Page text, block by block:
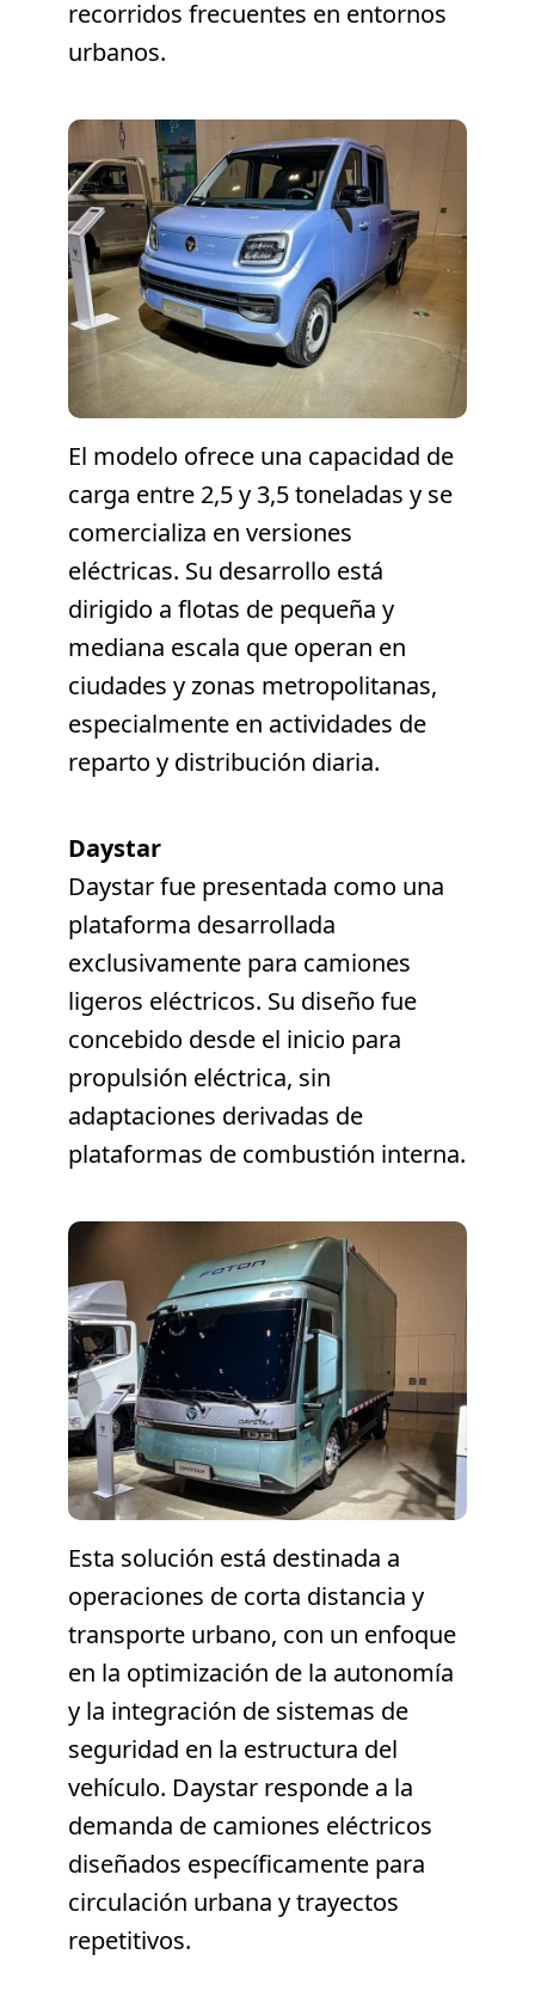
recorridos frecuentes en entornos
urbanos.
El modelo ofrece una capacidad de
carga entre 2,5 y 3,5 toneladas y se
comercializa en versiones
eléctricas. Su desarrollo está
dirigido a flotas de pequeña y
mediana escala que operan en
ciudades y zonas metropolitanas,
especialmente en actividades de
reparto y distribución diaria.
Daystar
Daystar fue presentada como una
plataforma desarrollada
exclusivamente para camiones
ligeros eléctricos. Su diseño fue
concebido desde el inicio para
propulsión eléctrica, sin
adaptaciones derivadas de
plataformas de combustión interna.
Esta solución está destinada a
operaciones de corta distancia y
transporte urbano, con un enfoque
en la optimización de la autonomía
y la integración de sistemas de
seguridad en la estructura del
vehículo. Daystar responde a la
demanda de camiones eléctricos
diseñados específicamente para
circulación urbana y trayectos
repetitivos.